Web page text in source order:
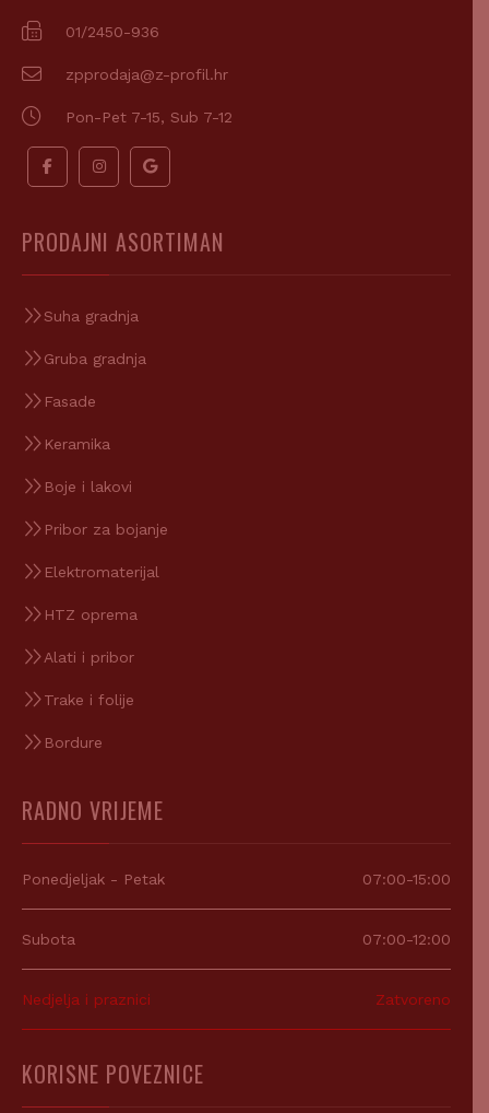
01/2450-936
zpprodaja@z-profil.hr
Pon-Pet 7-15, Sub 7-12
PRODAJNI ASORTIMAN
Suha gradnja
Gruba gradnja
Fasade
Keramika
Boje i lakovi
Pribor za bojanje
Elektromaterijal
HTZ oprema
Alati i pribor
Trake i folije
Bordure
RADNO VRIJEME
Ponedjeljak - Petak 07:00-15:00
Subota 07:00-12:00
Nedjelja i praznici Zatvoreno
KORISNE POVEZNICE